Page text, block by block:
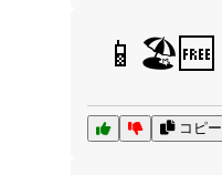
📱🏖️🆓
コピー